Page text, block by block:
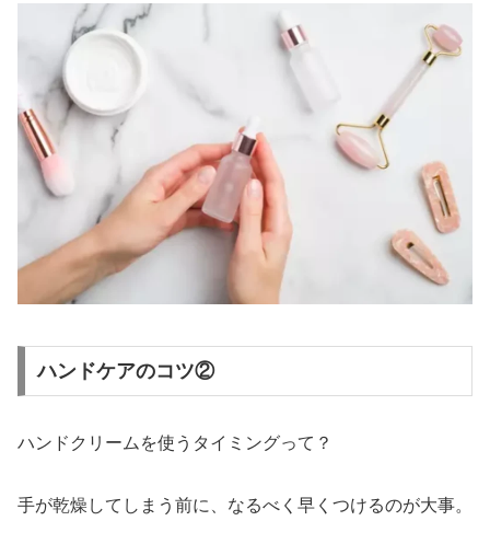
ハンドケアのコツ②
ハンドクリームを使うタイミングって？
手が乾燥してしまう前に、なるべく早くつけるのが大事。